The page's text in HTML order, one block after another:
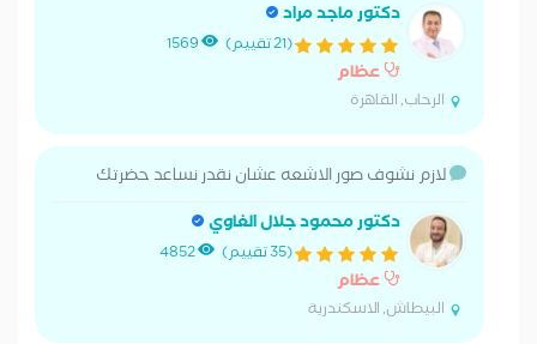
دكتور ماجد مراد
(21 تقييم) 1569
عظام
الرحاب, القاهرة
لازم نشوف صور الاشعه عشان نقدر نساعد حضرتك
دكتور محمود جلال الغاوي
(35 تقييم) 4852
عظام
البيطاش, الاسكندرية